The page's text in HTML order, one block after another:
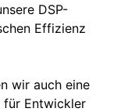
DSP-
Effizienz
wir auch eine
für Entwickler